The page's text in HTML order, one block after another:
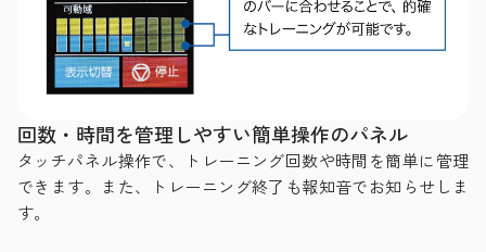
回数・時間を管理しやすい簡単操作のパネル
タッチパネル操作で、トレーニング回数や時間を簡単に管理
できます。また、トレーニング終了も報知音でお知らせしま
す。